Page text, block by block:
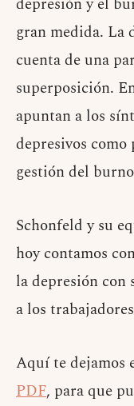
depresión y el
gran medida. La
cuenta de una
superposición.
apuntan a los
depresivos
gestión del
Schonfeld y su
hoy contamos
la depresión con
a los
Aquí te dejamos
PDF, para que